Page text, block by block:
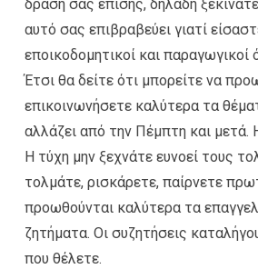
δράση σας επίσης, δηλαδή
αυτό σας επιβραβεύει γιατί
εποικοδομητικοί και παραγωγικοί
Έτσι θα δείτε ότι μπορείτε να
επικοινωνήσετε καλύτερα τα
αλλάζει από την Πέμπτη και μετά.
Η τύχη μην ξεχνάτε ευνοεί τους
τολμάτε, ρισκάρετε, παίρνετε
προωθούνται καλύτερα τα
ζητήματα. Οι συζητήσεις
που θέλετε.